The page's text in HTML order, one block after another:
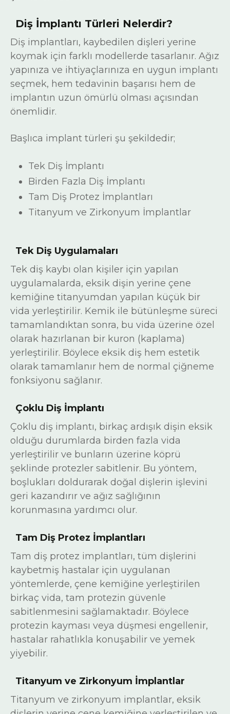
Diş İmplantı Türleri Nelerdir?
Diş implantları, kaybedilen dişleri yerine
koymak için farklı modellerde tasarlanır. Ağız
yapınıza ve ihtiyaçlarınıza en uygun implantı
seçmek, hem tedavinin başarısı hem de
implantın uzun ömürlü olması açısından
önemlidir.
Başlıca implant türleri şu şekildedir;
Tek Diş İmplantı
Birden Fazla Diş İmplantı
Tam Diş Protez İmplantları
Titanyum ve Zirkonyum İmplantlar
Tek Diş Uygulamaları
Tek diş kaybı olan kişiler için yapılan
uygulamalarda, eksik dişin yerine çene
kemiğine titanyumdan yapılan küçük bir
vida yerleştirilir. Kemik ile bütünleşme süreci
tamamlandıktan sonra, bu vida üzerine özel
olarak hazırlanan bir kuron (kaplama)
yerleştirilir. Böylece eksik diş hem estetik
olarak tamamlanır hem de normal çiğneme
fonksiyonu sağlanır.
Çoklu Diş İmplantı
Çoklu diş implantı, birkaç ardışık dişin eksik
olduğu durumlarda birden fazla vida
yerleştirilir ve bunların üzerine köprü
şeklinde protezler sabitlenir. Bu yöntem,
boşlukları doldurarak doğal dişlerin işlevini
geri kazandırır ve ağız sağlığının
korunmasına yardımcı olur.
Tam Diş Protez İmplantları
Tam diş protez implantları, tüm dişlerini
kaybetmiş hastalar için uygulanan
yöntemlerde, çene kemiğine yerleştirilen
birkaç vida, tam protezin güvenle
sabitlenmesini sağlamaktadır. Böylece
protezin kayması veya düşmesi engellenir,
hastalar rahatlıkla konuşabilir ve yemek
yiyebilir.
Titanyum ve Zirkonyum İmplantlar
Titanyum ve zirkonyum implantlar, eksik